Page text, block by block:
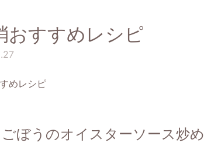
おすすめレシピ
ぼうのオイスターソース炒め